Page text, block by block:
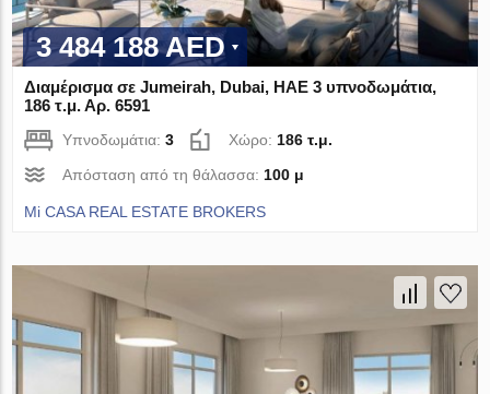
3 484 188 AED
Διαμέρισμα σε Jumeirah, Dubai, ΗΑΕ 3 υπνοδωμάτια,
186 τ.μ. Αρ. 6591
Υπνοδωμάτια:3 Χώρο: 186 τ.μ.
Απόσταση από τη θάλασσα: 100 μ
Mi CASA REAL ESTATE BROKERS